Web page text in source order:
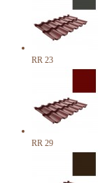
RR 23
RR 29